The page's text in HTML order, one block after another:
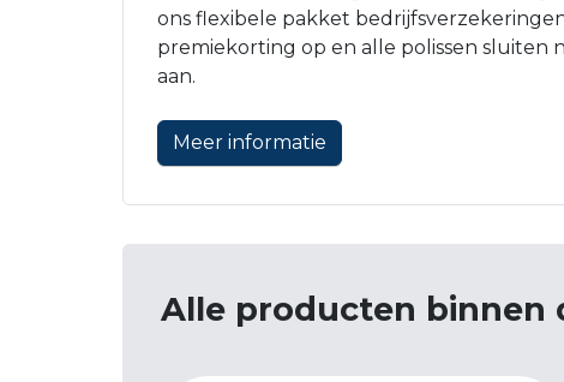
ons flexibele pakket
premiekorting op en alle polissen sluiten
aan.
Meer informatie
Alle producten binnen